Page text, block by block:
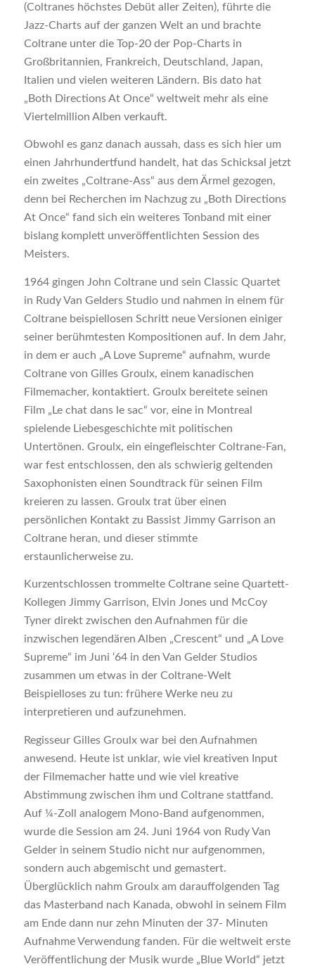
(Coltranes höchstes Debüt aller Zeiten), führte die
Jazz-Charts auf der ganzen Welt an und brachte
Coltrane unter die Top-20 der Pop-Charts in
Großbritannien, Frankreich, Deutschland, Japan,
Italien und vielen weiteren Ländern. Bis dato hat
„Both Directions At Once“ weltweit mehr als eine
Viertelmillion Alben verkauft.
Obwohl es ganz danach aussah, dass es sich hier um
einen Jahrhundertfund handelt, hat das Schicksal jetzt
ein zweites „Coltrane-Ass“ aus dem Ärmel gezogen,
denn bei Recherchen im Nachzug zu „Both Directions
At Once“ fand sich ein weiteres Tonband mit einer
bislang komplett unveröffentlichten Session des
Meisters.
1964 gingen John Coltrane und sein Classic Quartet
in Rudy Van Gelders Studio und nahmen in einem für
Coltrane beispiellosen Schritt neue Versionen einiger
seiner berühmtesten Kompositionen auf. In dem Jahr,
in dem er auch „A Love Supreme“ aufnahm, wurde
Coltrane von Gilles Groulx, einem kanadischen
Filmemacher, kontaktiert. Groulx bereitete seinen
Film „Le chat dans le sac“ vor, eine in Montreal
spielende Liebesgeschichte mit politischen
Untertönen. Groulx, ein eingefleischter Coltrane-Fan,
war fest entschlossen, den als schwierig geltenden
Saxophonisten einen Soundtrack für seinen Film
kreieren zu lassen. Groulx trat über einen
persönlichen Kontakt zu Bassist Jimmy Garrison an
Coltrane heran, und dieser stimmte
erstaunlicherweise zu.
Kurzentschlossen trommelte Coltrane seine Quartett-
Kollegen Jimmy Garrison, Elvin Jones und McCoy
Tyner direkt zwischen den Aufnahmen für die
inzwischen legendären Alben „Crescent“ und „A Love
Supreme“ im Juni ‘64 in den Van Gelder Studios
zusammen um etwas in der Coltrane-Welt
Beispielloses zu tun: frühere Werke neu zu
interpretieren und aufzunehmen.
Regisseur Gilles Groulx war bei den Aufnahmen
anwesend. Heute ist unklar, wie viel kreativen Input
der Filmemacher hatte und wie viel kreative
Abstimmung zwischen ihm und Coltrane stattfand.
Auf ¼-Zoll analogem Mono-Band aufgenommen,
wurde die Session am 24. Juni 1964 von Rudy Van
Gelder in seinem Studio nicht nur aufgenommen,
sondern auch abgemischt und gemastert.
Überglücklich nahm Groulx am darauffolgenden Tag
das Masterband nach Kanada, obwohl in seinem Film
am Ende dann nur zehn Minuten der 37- Minuten
Aufnahme Verwendung fanden. Für die weltweit erste
Veröffentlichung der Musik wurde „Blue World“ jetzt